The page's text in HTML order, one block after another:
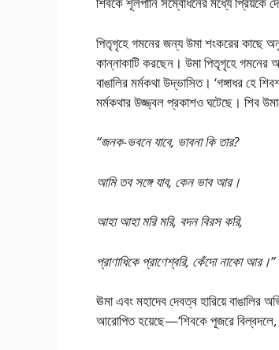
পিতৃগৃহে গমনের জন্য উমা শংকরের কাছে
কান্নাকাটি করছেন। উমা পিতৃগৃহে গমনের
বাঙালির মর্মকথা উদ্ভাসিত। ‘গঙ্গাধর হে
মর্মকথার উজ্জ্বল প্রকাশও ঘটেছে। শিব
“জনক-ভবনে যাবে, ভাবনা কি তার?
আমি তব সঙ্গে যাব, কেন ভাব আর।
আহা আহা মরি মরি, বদন বিরস করি,
প্রাণাধিকে প্রাণেশ্বরি, কেঁদো নাকো আর।”
ঊমা এবং মহাদেব দেবত্ব হারিয়ে বাঙালির
আরোপিত হয়েছে—‘শিবকে পূজরে